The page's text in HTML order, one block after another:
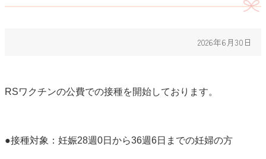
2026年6月30日
RSワクチンの公費での接種を開始しております。
●接種対象： 妊娠28週0日から36週6日までの妊婦の方